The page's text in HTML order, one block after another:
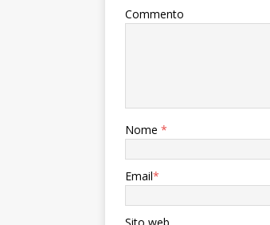
Commento
Nome *
Email*